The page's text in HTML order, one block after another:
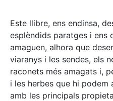
Este llibre, ens endinsa,
esplèndids paratges i ens
amaguen, alhora que
viaranys i les sendes, els
raconets més amagats i,
i les herbes que hi podem
amb les principals